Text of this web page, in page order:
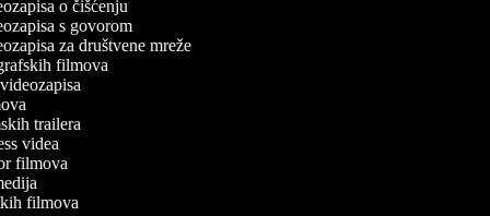
o čišćenju
s govorom
za društvene mreže
filmova
trailera
videa
filmova
filmova